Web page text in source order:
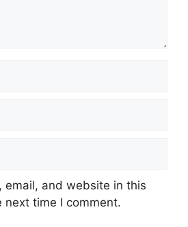
email, and website in this
next time I comment.